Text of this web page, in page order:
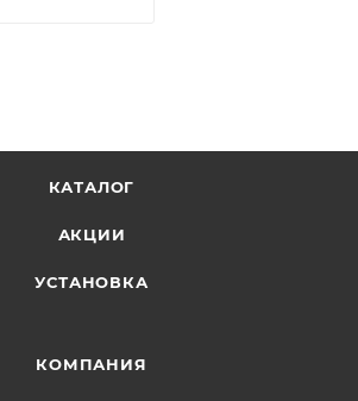
КАТАЛОГ
АКЦИИ
УСТАНОВКА
КОМПАНИЯ